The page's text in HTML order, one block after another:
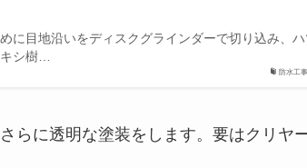
防水工
に目地沿いをディスクグラインダーで切り込み、
キシ樹…
らに透明な塗装をします。要はクリヤ